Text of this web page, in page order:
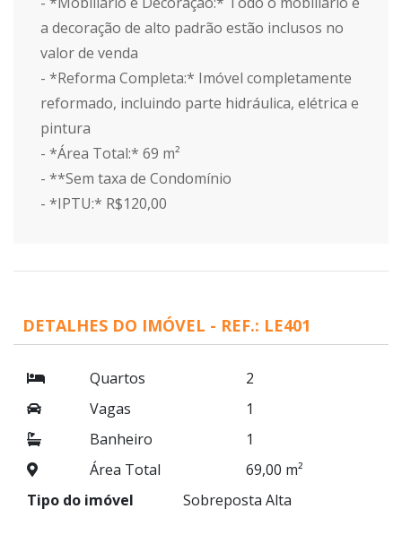
a decoração de alto padrão estão inclusos no
valor de venda
- *Reforma Completa:* Imóvel completamente
reformado, incluindo parte hidráulica, elétrica e
pintura
- *Área Total:* 69 m²
- **Sem taxa de Condomínio
- *IPTU:* R$120,00
DETALHES DO IMÓVEL - REF.: LE401
Quartos
2
Vagas
1
Banheiro
1
Área Total
69,00 m²
Tipo do imóvel
Sobreposta Alta